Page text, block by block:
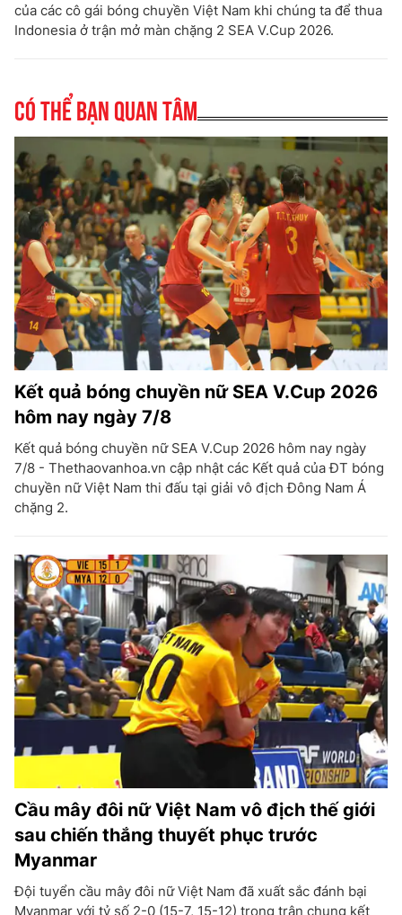
của các cô gái bóng chuyền Việt Nam khi chúng ta để thua
Indonesia ở trận mở màn chặng 2 SEA V.Cup 2026.
Có thể bạn quan tâm
Kết quả bóng chuyền nữ SEA V.Cup 2026
hôm nay ngày 7/8
Kết quả bóng chuyền nữ SEA V.Cup 2026 hôm nay ngày
7/8 - Thethaovanhoa.vn cập nhật các Kết quả của ĐT bóng
chuyền nữ Việt Nam thi đấu tại giải vô địch Đông Nam Á
chặng 2.
Cầu mây đôi nữ Việt Nam vô địch thế giới
sau chiến thắng thuyết phục trước
Myanmar
Đội tuyển cầu mây đôi nữ Việt Nam đã xuất sắc đánh bại
Myanmar với tỷ số 2-0 (15-7, 15-12) trong trận chung kết